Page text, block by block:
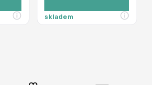
skladem